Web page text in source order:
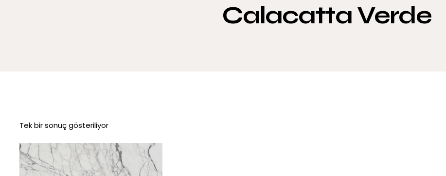
Calacatta Verde
Tek bir sonuç gösteriliyor